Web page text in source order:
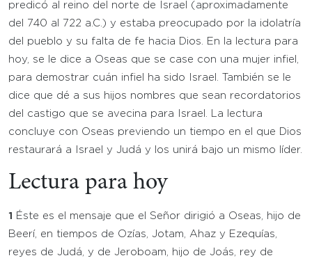
predicó al reino del norte de Israel (aproximadamente
del 740 al 722 a.C.) y estaba preocupado por la idolatría
del pueblo y su falta de fe hacia Dios. En la lectura para
hoy, se le dice a Oseas que se case con una mujer infiel,
para demostrar cuán infiel ha sido Israel. También se le
dice que dé a sus hijos nombres que sean recordatorios
del castigo que se avecina para Israel. La lectura
concluye con Oseas previendo un tiempo en el que Dios
restaurará a Israel y Judá y los unirá bajo un mismo líder.
Lectura para hoy
1
Éste es el mensaje que el Señor dirigió a Oseas, hijo de
Beerí, en tiempos de Ozías, Jotam, Ahaz y Ezequías,
reyes de Judá, y de Jeroboam, hijo de Joás, rey de